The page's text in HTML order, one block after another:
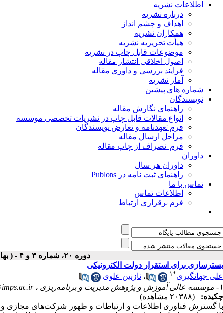
اطلاعات نشریه
درباره نشریه
اهداف و چشم انداز
همکاران نشریه
هیأت تحریریه نشریه
موضوعات قابل چاپ در نشریه
اصول اخلاقی انتشار مقاله
فرایند بررسی و داوری مقاله
آمار نشریه
شماره های پیشین
نویسندگان
راهنمای نگارش مقاله
انواع مقالات قابل چاپ در نشریات تخصصی موسسه
فرم تعهدنامه و تعارض نویسندگان
مراحل ارسال مقاله
فرم انصراف از چاپ مقاله
داوران
داوران هر سال
راهنمای ثبت نامه در Publons
تماس با ما
اطلاعات تماس
فرم برقراری ارتباط
دوره ۲۰، شماره ۳ و ۴ - ( بهار و تابستان ۱۳۸۵ )
بسترسازی برای استقرار دولت الکترونیکی
علی جهانگیری*۱ ، نازنین علوی
۱- موسسه عالی آموزش و پژوهش مدیریت و برنامه‌ریزی ،
چکیده:
(۲۰۳۸۸ مشاهده)
با گسترش فناوری اطلاعات و ارتباطات و ظهور شرکت‌های مجازی و